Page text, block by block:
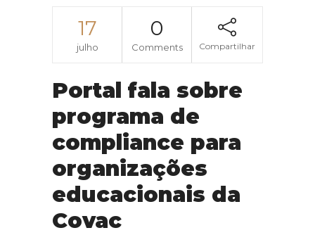
17
julho
0
Comments Compartilhar
Portal fala sobre
programa de
compliance para
organizações
educacionais da
Covac